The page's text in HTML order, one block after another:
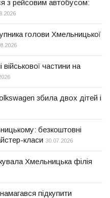
з рейсовим автобусом:
голови Хмельницької
військової частини на
збила двох дітей і
безкоштовні
класи 30.07.2026
Хмельницька філія
підкупити